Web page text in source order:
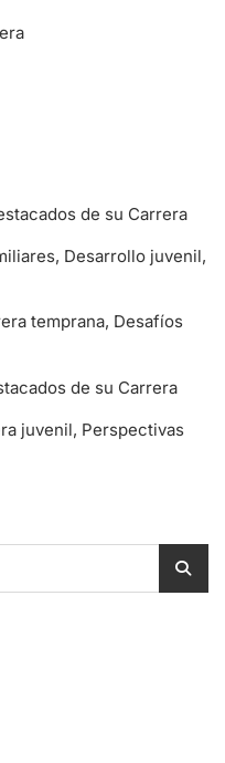
de su Carrera
Desarrollo juvenil,
temprana, Desafíos
de su Carrera
juvenil, Perspectivas